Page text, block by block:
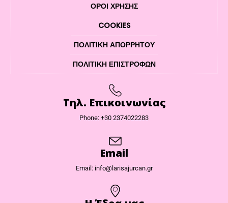
ΌΡΟΙ ΧΡΉΣΗΣ
COOKIES
ΠΟΛΙΤΙΚΉ ΑΠΟΡΡΉΤΟΥ
ΠΟΛΙΤΙΚΉ ΕΠΙΣΤΡΟΦΏΝ
Τηλ. Επικοινωνίας
Phone: +30 2374022283
Email
Email: info@larisajurcan.gr